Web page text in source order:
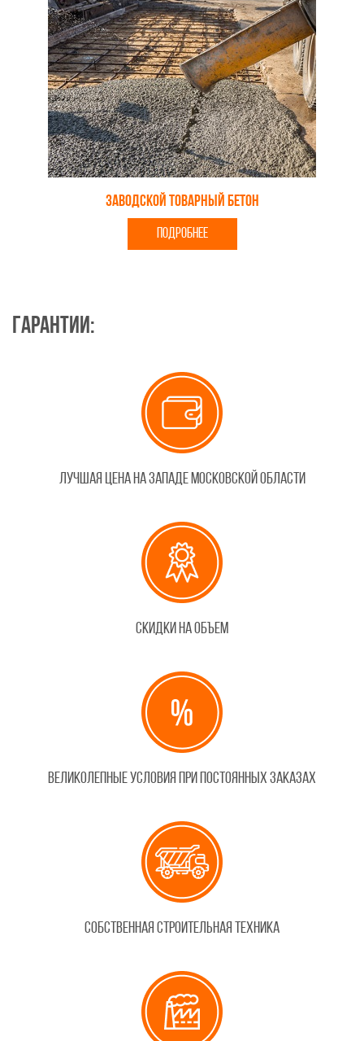
Заводской товарный бетон
ПОДРОБНЕЕ
Гарантии:
Лучшая цена на западе Московской области
Скидки на объем
Великолепные условия при постоянных заказах
Собственная строительная техника